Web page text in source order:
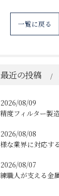
一覧に戻る
最近の投稿
2026/08/09
2026/08/08
2026/08/07